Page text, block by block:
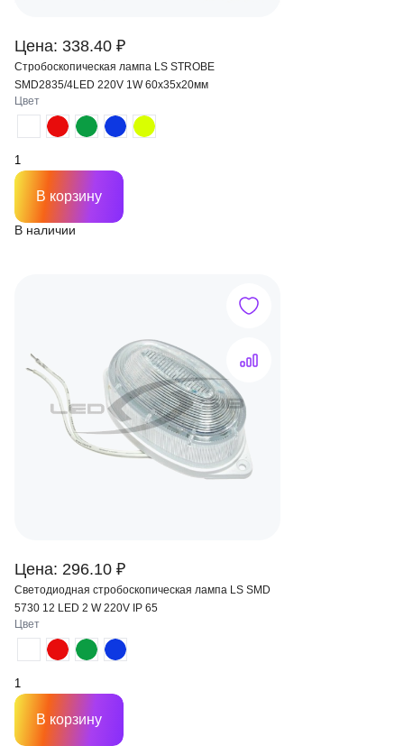
Цена: 338.40 ₽
Стробоскопическая лампа LS STROBE
SMD2835/4LED 220V 1W 60х35х20мм
В наличии
Цвет
В корзину
Цена: 296.10 ₽
Светодиодная стробоскопическая лампа LS SMD
5730 12 LED 2 W 220V IP 65
Цвет
В корзину